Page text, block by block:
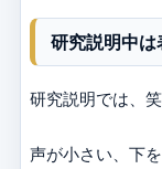
研究説明中は
研究説明では、
声が小さい、下